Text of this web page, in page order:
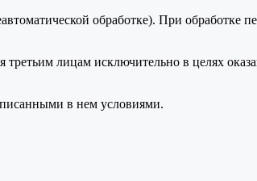
обработке). При обработке
лицам исключительно в целях
в нем условиями.